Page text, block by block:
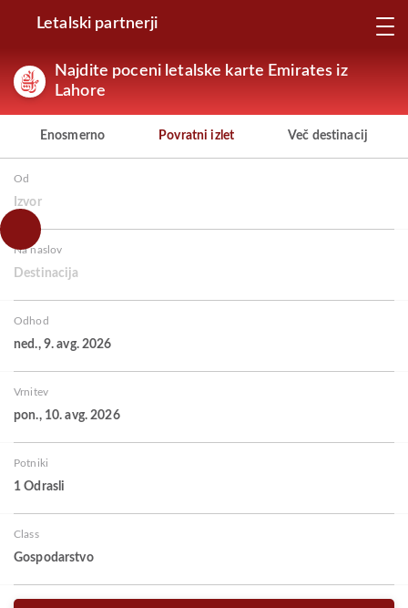
Letalski partnerji
Najdite poceni letalske karte Emirates iz
Lahore
Enosmerno Povratni izlet Več destinacij
Od
Izvor
Na naslov
Destinacija
Odhod
ned., 9. avg. 2026
Vrnitev
pon., 10. avg. 2026
Potniki
1 Odrasli
Class
Gospodarstvo